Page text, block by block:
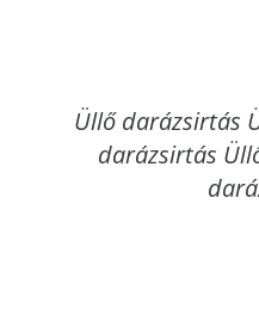
Üllődarázsirtás
darázsirtás